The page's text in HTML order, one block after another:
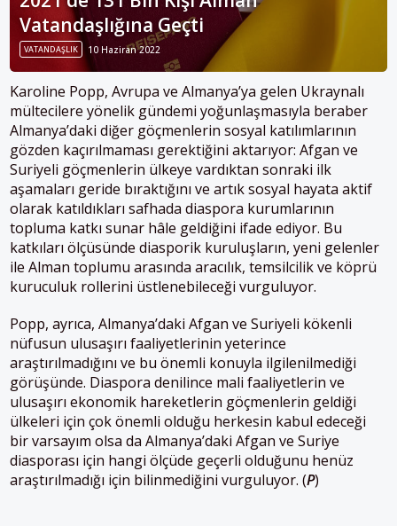
Vatandaşlığına Geçti
VATANDAŞLIK 10 Haziran 2022
Karoline Popp, Avrupa ve Almanya’ya gelen Ukraynalı
mültecilere yönelik gündemi yoğunlaşmasıyla beraber
Almanya’daki diğer göçmenlerin sosyal katılımlarının
gözden kaçırılmaması gerektiğini aktarıyor: Afgan ve
Suriyeli göçmenlerin ülkeye vardıktan sonraki ilk
aşamaları geride bıraktığını ve artık sosyal hayata aktif
olarak katıldıkları safhada diaspora kurumlarının
topluma katkı sunar hâle geldiğini ifade ediyor. Bu
katkıları ölçüsünde diasporik kuruluşların, yeni gelenler
ile Alman toplumu arasında aracılık, temsilcilik ve köprü
kuruculuk rollerini üstlenebileceği vurguluyor.
Popp, ayrıca, Almanya’daki Afgan ve Suriyeli kökenli
nüfusun ulusaşırı faaliyetlerinin yeterince
araştırılmadığını ve bu önemli konuyla ilgilenilmediği
görüşünde. Diaspora denilince mali faaliyetlerin ve
ulusaşırı ekonomik hareketlerin göçmenlerin geldiği
ülkeleri için çok önemli olduğu herkesin kabul edeceği
bir varsayım olsa da Almanya’daki Afgan ve Suriye
diasporası için hangi ölçüde geçerli olduğunu henüz
araştırılmadığı için bilinmediğini vurguluyor. (P)